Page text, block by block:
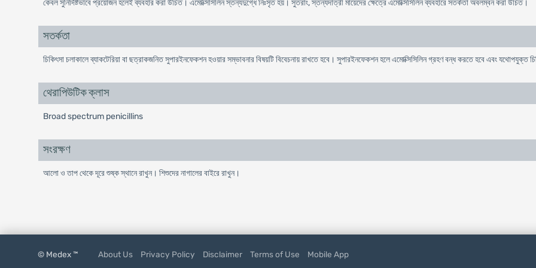
কেবল সুনির্দিষ্টভাবে প্রয়োজন হলেই ব্যবহার করা উচিত। এমোক্সিসিলিন স্তন্যদুগ্ধে নিঃসৃত হয়। সুতরাং, স্তন্যদাত্রী মায়েদের ক্ষেত্রে এমোক্সিসিলিন ব্যবহারে সতর্কতা অবলম্বন করা উচিত।
সতর্কতা
চিকিৎসা চলাকালে ব্যাকটেরিয়া বা ছত্রাকজনিত সুপারইনফেকশন হওয়ার সম্ভাবনার বিষয়টি বিবেচনায় রাখতে হবে। সুপারইনফেকশন হলে এমোক্সিসিলিন গ্রহণ বন্ধ করতে হবে এবং যথোপযুক্ত
থেরাপিউটিক ক্লাস
Broad spectrum penicillins
সংরক্ষণ
আলো ও তাপ থেকে দূরে শুষ্ক স্থানে রাখুন। শিশুদের নাগালের বাইরে রাখুন।
© Medex ™ About Us Privacy Policy Disclaimer Terms of Use Mobile App